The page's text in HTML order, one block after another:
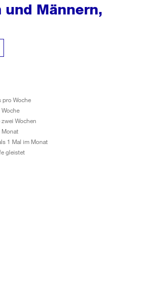
Männern,
pro Woche
Wochen
Monat
1 Mal im Monat
gleistet